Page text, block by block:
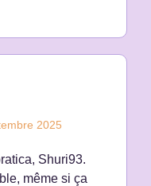
2025
Shuri93.
même si ça